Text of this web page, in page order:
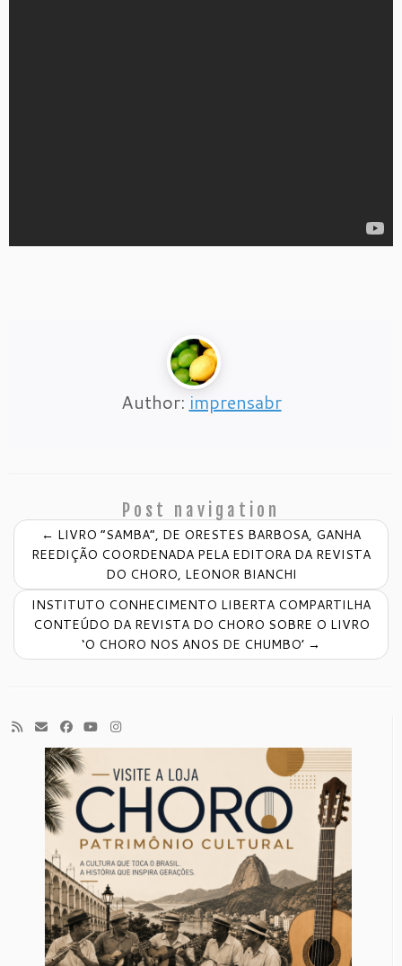
Author: imprensabr
Post navigation
← LIVRO “SAMBA”, DE ORESTES BARBOSA, GANHA
REEDIÇÃO COORDENADA PELA EDITORA DA REVISTA
DO CHORO, LEONOR BIANCHI
INSTITUTO CONHECIMENTO LIBERTA COMPARTILHA
CONTEÚDO DA REVISTA DO CHORO SOBRE O LIVRO
‘O CHORO NOS ANOS DE CHUMBO’ →